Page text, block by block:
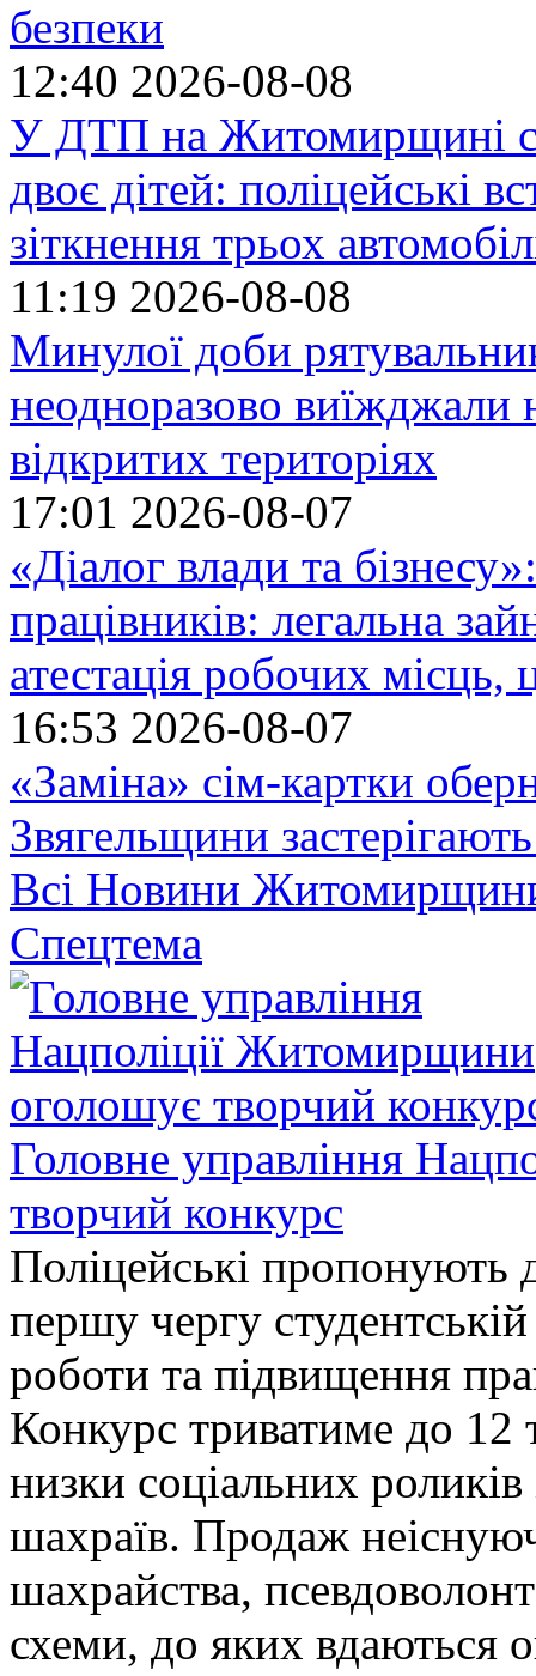
безпеки
12:40 2026-08-08
У ДТП на Житомирщині
двоє дітей: поліцейські
зіткнення трьох
11:19 2026-08-08
Минулої доби
неодноразово виїжджали
відкритих територіях
17:01 2026-08-07
«Діалог влади та
працівників: легальна
атестація робочих місць,
16:53 2026-08-07
«Заміна» сім-картки
Звягельщини
Всі Новини
Спецтема
Головне управління
творчий конкурс
Поліцейські пропонують
першу чергу
роботи та підвищення
Конкурс триватиме до 12
низки соціальних
шахраїв. Продаж
шахрайства,
схеми, до яких